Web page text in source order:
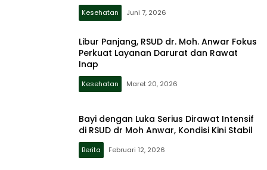
Kesehatan Juni 7, 2026
Libur Panjang, RSUD dr. Moh. Anwar Fokus
Perkuat Layanan Darurat dan Rawat
Inap
Kesehatan Maret 20, 2026
Bayi dengan Luka Serius Dirawat Intensif
di RSUD dr Moh Anwar, Kondisi Kini Stabil
Berita Februari 12, 2026